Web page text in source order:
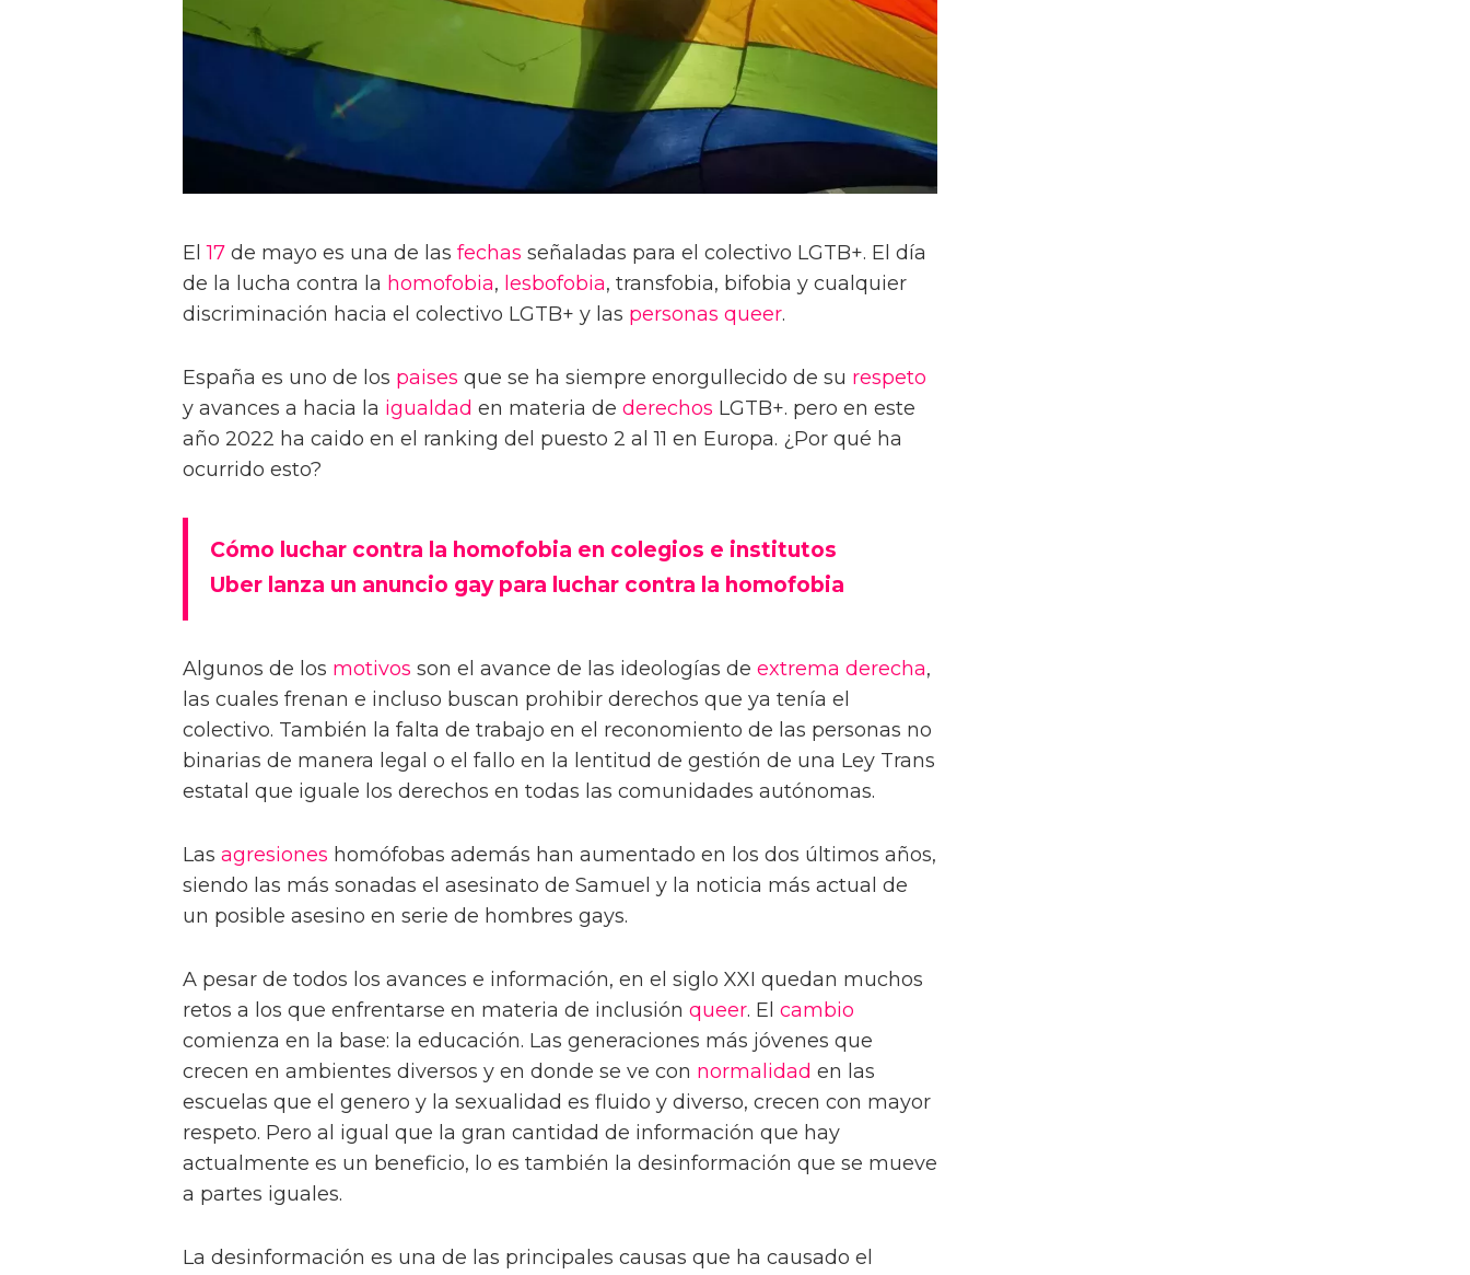
El17 de mayo es una de las fechas señaladas para el colectivo LGTB+. El día
de la lucha contra la homofobia, lesbofobia, transfobia, bifobia y cualquier
discriminación hacia el colectivo LGTB+ y las personas queer.
España es uno de los paises que se ha siempre enorgullecido de su respeto
y avances a hacia la igualdad en materia de derechos LGTB+. pero en este
año 2022 ha caido en el ranking del puesto 2 al 11 en Europa. ¿Por qué ha
ocurrido esto?
Cómo luchar contra la homofobia en colegios e institutos
Uber lanza un anuncio gay para luchar contra la homofobia
Algunos de los motivos son el avance de las ideologías de extrema derecha,
las cuales frenan e incluso buscan prohibir derechos que ya tenía el
colectivo. También la falta de trabajo en el reconomiento de las personas no
binarias de manera legal o el fallo en la lentitud de gestión de una Ley Trans
estatal que iguale los derechos en todas las comunidades autónomas.
Las agresiones homófobas además han aumentado en los dos últimos años,
siendo las más sonadas el asesinato de Samuel y la noticia más actual de
un posible asesino en serie de hombres gays.
A pesar de todos los avances e información, en el siglo XXI quedan muchos
retos a los que enfrentarse en materia de inclusión queer. El cambio
comienza en la base: la educación. Las generaciones más jóvenes que
crecen en ambientes diversos y en donde se ve con normalidad en las
escuelas que el genero y la sexualidad es fluido y diverso, crecen con mayor
respeto. Pero al igual que la gran cantidad de información que hay
actualmente es un beneficio, lo es también la desinformación que se mueve
a partes iguales.
La desinformación es una de las principales causas que ha causado el